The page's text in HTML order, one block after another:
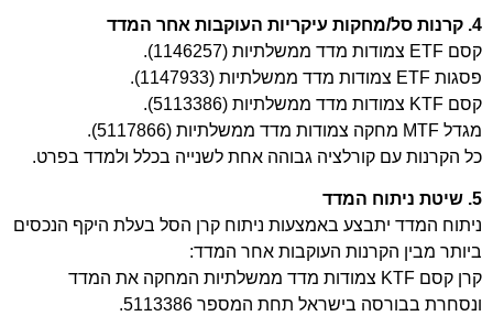
4. קרנות סל/מחקות עיקריות העוקבות אחר המדד
קסם ETF צמודות מדד ממשלתיות (1146257).
פסגות ETF צמודות מדד ממשלתיות (1147933).
קסם KTF צמודות מדד ממשלתיות (5113386).
מגדל MTF מחקה צמודות מדד ממשלתיות (5117866).
כל הקרנות עם קורלציה גבוהה אחת לשנייה בכלל ולמדד בפרט.
5. שיטת ניתוח המדד
ניתוח המדד יתבצע באמצעות ניתוח קרן הסל בעלת היקף הנכסים
ביותר מבין הקרנות העוקבות אחר המדד:
קרן קסם KTF צמודות מדד ממשלתיות המחקה את המדד
ונסחרת בבורסה בישראל תחת המספר 5113386.